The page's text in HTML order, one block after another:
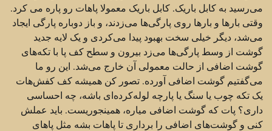
می‌رسید به کابل باریک. کابل باریک معمولا پاهات رو پاره می کرد.
وقتی بارها و بارها روی پارگی‌ها می‌زدند، و باز دوباره پارگی ایجاد
می‌شد، دیگر خیلی سخت بهبود پیدا می‌کردی و یک لایه جدید
گوشت از وسط پارگی‌ها می‌زد بیرون و سطح کف پا با تکه‌های
گوشت اضافی از حالت معمولی آن خارج می‌شد. این رو ما
می‌گفتیم گوشت اضافی آورده. تصور کن همیشه کف کفش‌هات
یک تکه چوب یا سنگ یا پارچه لوله‌کرده‌ای باشه، چه احساسی
داری؟ پات که گوشت اضافی میاره، همینجوریست. باید عملش
کنی و گوشت‌های اضافی را برداری تا پاهات بشه مثل پاهای